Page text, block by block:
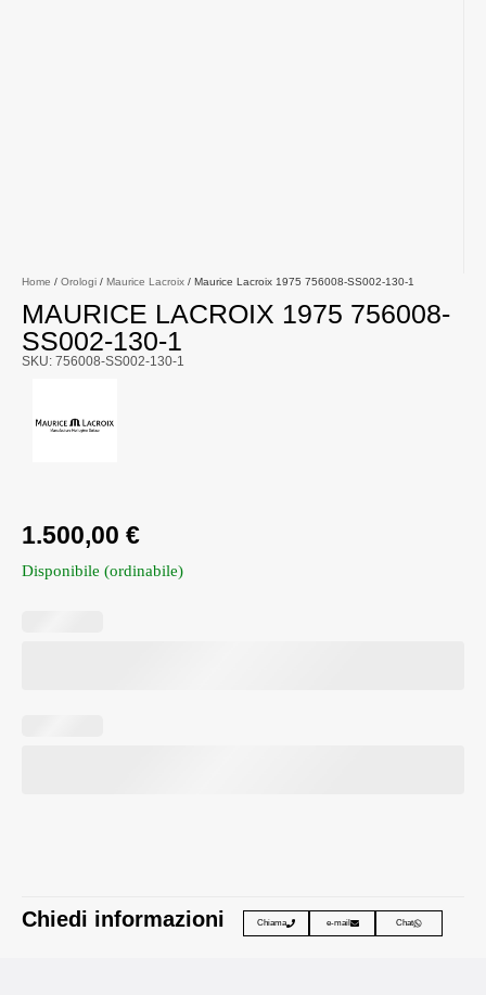
Home / Orologi / Maurice Lacroix / Maurice Lacroix 1975 756008-SS002-130-1
MAURICE LACROIX 1975 756008-
SS002-130-1
SKU: 756008-SS002-130-1
1.500,00 €
Disponibile (ordinabile)
Chiedi informazioni Chiama e-mail Chat